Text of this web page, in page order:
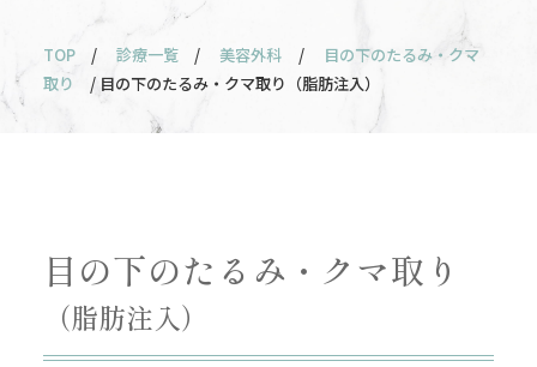
TOP / 診療一覧 / 美容外科 /
目の下のたるみ・クマ
取り
/ 目の下のたるみ・クマ取り（脂肪注入）
目の下のたるみ・クマ取り
（脂肪注入）